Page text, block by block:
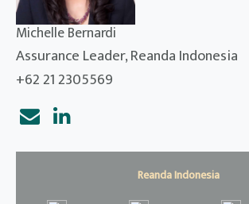
Michelle Bernardi
Assurance Leader, Reanda Indonesia
+62 21 2305569
Reanda Indonesia